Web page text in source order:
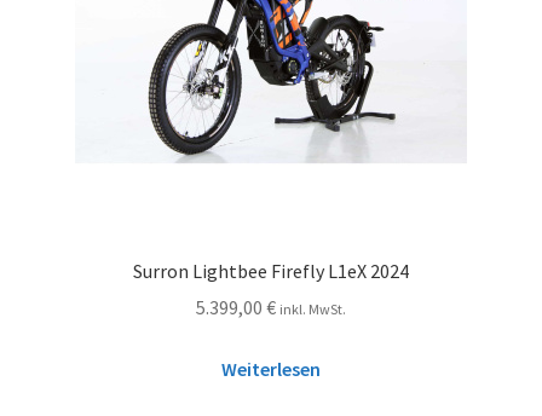
Surron Lightbee Firefly L1eX 2024
5.399,00 € inkl. MwSt.
Weiterlesen